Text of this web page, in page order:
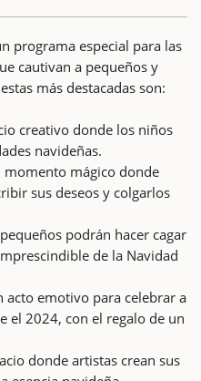
programa especial para las
cautivan a pequeños y
más destacadas son:
creativo donde los niños
navideñas.
momento mágico donde
sus deseos y colgarlos
podrán hacer cagar
de la Navidad
acto emotivo para celebrar a
el 2024, con el regalo de un
donde artistas crean sus